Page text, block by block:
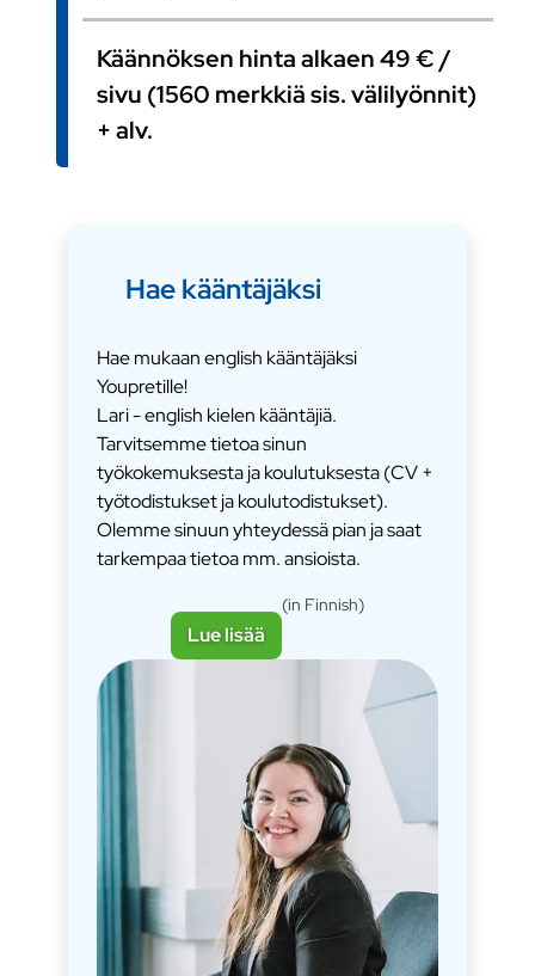
Käännöksen hinta alkaen 49 € /
sivu (1560 merkkiä sis. välilyönnit)
+ alv.
Hae kääntäjäksi
Hae mukaan english kääntäjäksi
Youpretille!
Lari - english kielen kääntäjiä.
Tarvitsemme tietoa sinun
työkokemuksesta ja koulutuksesta (CV +
työtodistukset ja koulutodistukset).
Olemme sinuun yhteydessä pian ja saat
tarkempaa tietoa mm. ansioista.
Lue lisää
(in Finnish)